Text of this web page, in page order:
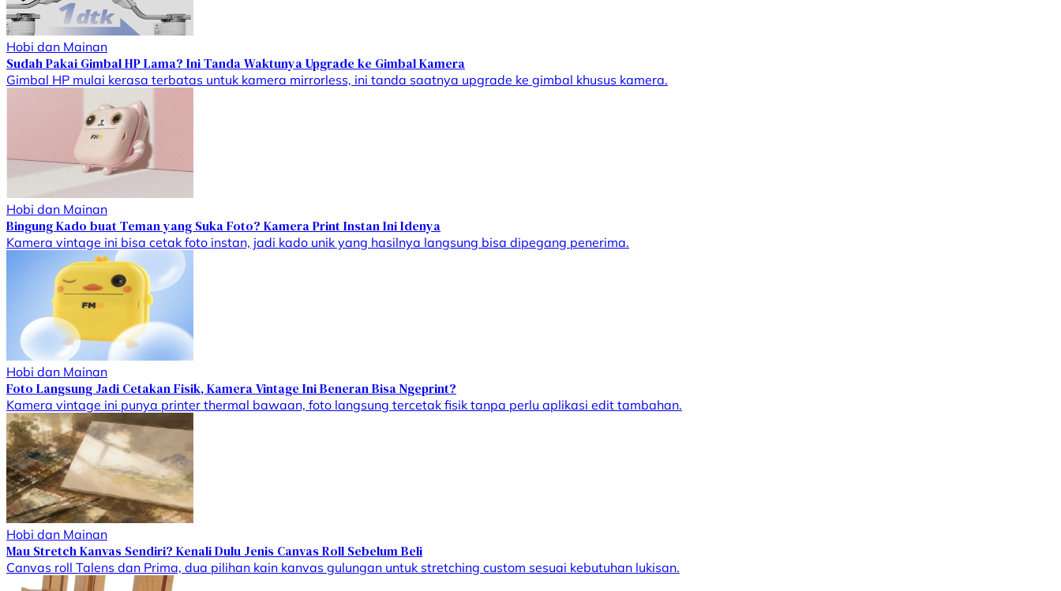
Hobi dan Mainan
Sudah Pakai Gimbal HP Lama? Ini Tanda Waktunya Upgrade ke Gimbal Kamera
Gimbal HP mulai kerasa terbatas untuk kamera mirrorless, ini tanda saatnya upgrade ke gimbal khusus kamera.
Hobi dan Mainan
Bingung Kado buat Teman yang Suka Foto? Kamera Print Instan Ini Idenya
Kamera vintage ini bisa cetak foto instan, jadi kado unik yang hasilnya langsung bisa dipegang penerima.
Hobi dan Mainan
Foto Langsung Jadi Cetakan Fisik, Kamera Vintage Ini Beneran Bisa Ngeprint?
Kamera vintage ini punya printer thermal bawaan, foto langsung tercetak fisik tanpa perlu aplikasi edit tambahan.
Hobi dan Mainan
Mau Stretch Kanvas Sendiri? Kenali Dulu Jenis Canvas Roll Sebelum Beli
Canvas roll Talens dan Prima, dua pilihan kain kanvas gulungan untuk stretching custom sesuai kebutuhan lukisan.